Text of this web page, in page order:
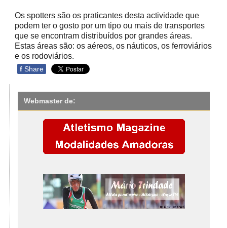
Os spotters são os praticantes desta actividade que
podem ter o gosto por um tipo ou mais de transportes
que se encontram distribuídos por grandes áreas.
Estas áreas são: os aéreos, os náuticos, os ferroviários
e os rodoviários.
f Share
Webmaster de: